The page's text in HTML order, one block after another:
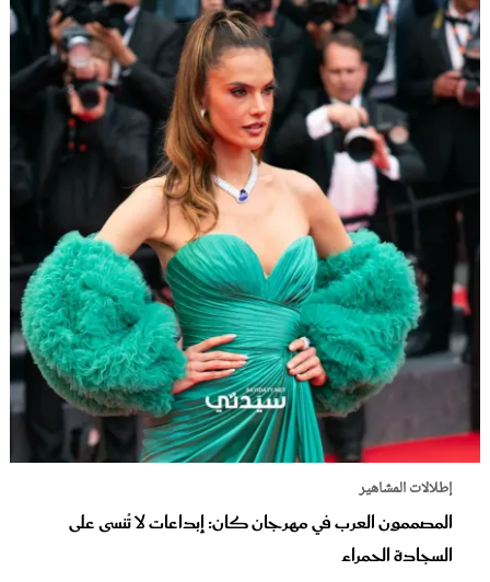
إطلالات المشاهير
المصممون العرب في مهرجان كان: إبداعات لا تُنسى على
السجادة الحمراء